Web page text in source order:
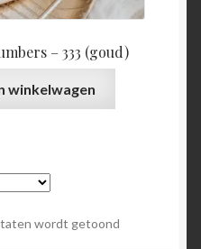
– 333 (goud)
winkelwagen
wordt getoond